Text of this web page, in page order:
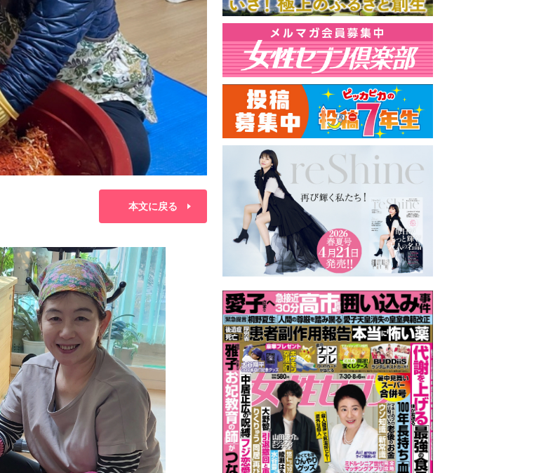
本文に戻る